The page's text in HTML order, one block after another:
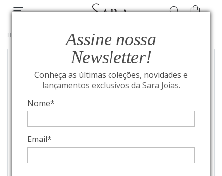
Assine nossa
Newsletter!
Conheça as últimas coleções, novidades e
lançamentos exclusivos da Sara Joias.
Nome*
Email*
HOME ANÉIS